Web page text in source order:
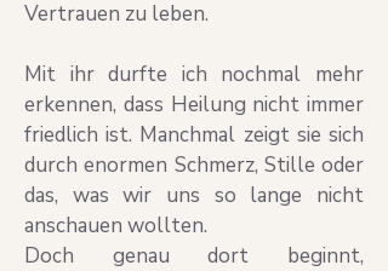
Vertrauen zu leben.
Mit ihr durfte ich nochmal mehr
erkennen, dass Heilung nicht immer
friedlich ist. Manchmal zeigt sie sich
durch enormen Schmerz, Stille oder
das, was wir uns so lange nicht
anschauen wollten.
Doch genau dort beginnt,